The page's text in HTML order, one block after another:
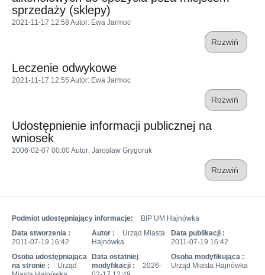
sprzedaży (sklepy)
2021-11-17 12:58 Autor: Ewa Jarmoc
Rozwiń
Leczenie odwykowe
2021-11-17 12:55 Autor: Ewa Jarmoc
Rozwiń
Udostępnienie informacji publicznej na
wniosek
2006-02-07 00:00Autor: Jarosław Grygoruk
Rozwiń
Podmiot udostępniający informacje:
BIP UM Hajnówka
Data stworzenia :
2011-07-19 16:42
Autor :
Urząd Miasta
Hajnówka
Data publikacji :
2011-07-19 16:42
Osoba udostępniająca
na stronie :
Urząd
Data ostatniej
modyfikacji :
2026-
Osoba modyfikująca :
Urząd Miasta Hajnówka